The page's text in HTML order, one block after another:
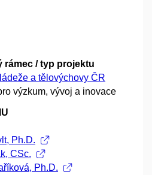
rámec / typ projektu
a tělovýchovy ČR
výzkum, vývoj a inovace
Ph.D.
CSc.
Ph.D.